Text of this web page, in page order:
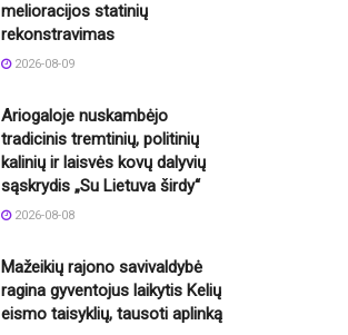
melioracijos statinių
rekonstravimas
2026-08-09
Ariogaloje nuskambėjo
tradicinis tremtinių, politinių
kalinių ir laisvės kovų dalyvių
sąskrydis „Su Lietuva širdy“
2026-08-08
Mažeikių rajono savivaldybė
ragina gyventojus laikytis Kelių
eismo taisyklių, tausoti aplinką